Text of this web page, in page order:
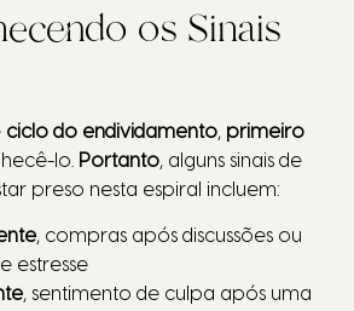
os Sinais
ciclo do endividamento, primeiro
lo. Portanto, alguns sinais de
preso nesta espiral incluem:
, compras após discussões ou
estresse
, sentimento de culpa após uma